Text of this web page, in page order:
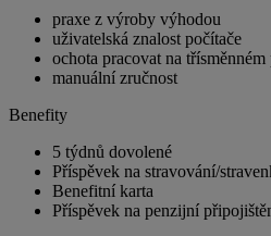
praxe z výroby výhodou
uživatelská znalost počítače
ochota pracovat na třísměnném
manuální zručnost
Benefity
5 týdnů dovolené
Příspěvek na stravování/
Benefitní karta
Příspěvek na penzijní